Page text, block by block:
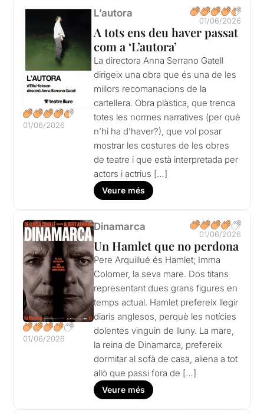
01/06/2026
L’autora
01/06/2026
A tots ens deu haver passat
com a ‘L’autora’
La directora Anna Serrano Gatell
dirigeix una obra que és una de les
millors recomanacions de la
cartellera. Obra plàstica, que trenca
totes les normes narratives (per què
n’hi ha d’haver?), que vol posar
mostrar les costures de les obres
de teatre i que està interpretada per
actors i actrius […]
Veure més
01/06/2026
Dinamarca
01/06/2026
Un Hamlet que no perdona
Pere Arquillué és Hamlet; Imma
Colomer, la seva mare. Dos titans
representant dues grans figures en
temps actual. Hamlet prefereix llegir
diaris anglesos, perquè les notícies
dolentes vinguin de lluny. La mare,
la reina de Dinamarca, prefereix
dormitar al sofà de casa, aliena a tot
allò que passi fora de […]
Veure més